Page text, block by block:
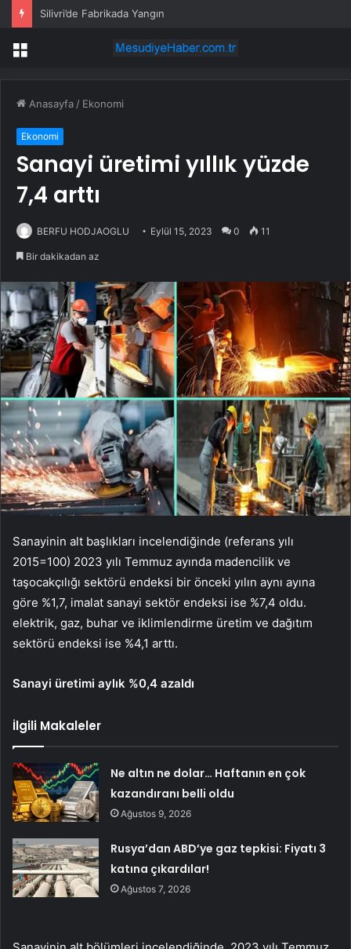
Silivri’de Fabrikada Yangın
Menü
Anasayfa / Ekonomi
Ekonomi
Sanayi üretimi yıllık yüzde
7,4 arttı
BERFU HODJAOGLU Eylül 15, 2023 0 11
Bir dakikadan az
Sanayinin alt başlıkları incelendiğinde (referans yılı
2015=100) 2023 yılı Temmuz ayında madencilik ve
taşocakçılığı sektörü endeksi bir önceki yılın aynı ayına
göre %1,7, imalat sanayi sektör endeksi ise %7,4 oldu.
elektrik, gaz, buhar ve iklimlendirme üretim ve dağıtım
sektörü endeksi ise %4,1 arttı.
Sanayi üretimi aylık %0,4 azaldı
İlgili Makaleler
Ne altın ne dolar… Haftanın en çok
kazandıranı belli oldu
Ağustos 9, 2026
Rusya’dan ABD’ye gaz tepkisi: Fiyatı 3
katına çıkardılar!
Ağustos 7, 2026